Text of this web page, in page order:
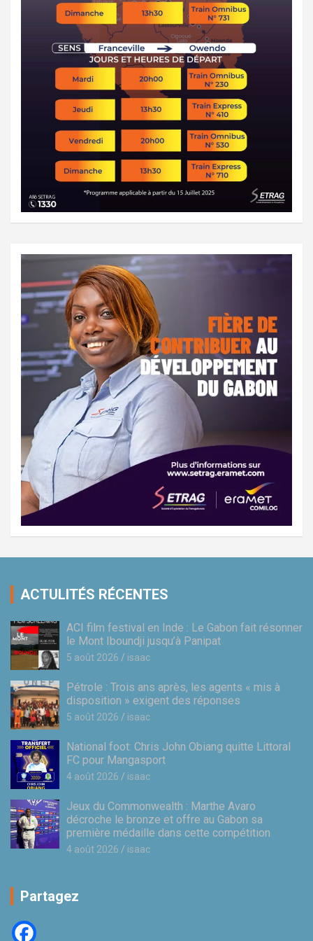
ACTULITÉS RÉCENTES
ACI film festival en Inde : Le Gabon fait résonner
le Mont Iboundji jusqu’à Panipat
5 août 2026 isaac
Pétrole : Trois ans après, les agents « mis à
disposition » exigent des réponses
5 août 2026 isaac
National foot: Chris John Obiang quitte Littoral
FC pour Mangasport
4 août 2026 isaac
Jeux du Commonwealth : Marthe Avaro
décroche le bronze et offre au Gabon sa
première médaille dans cette compétition
4 août 2026 isaac
Partagez